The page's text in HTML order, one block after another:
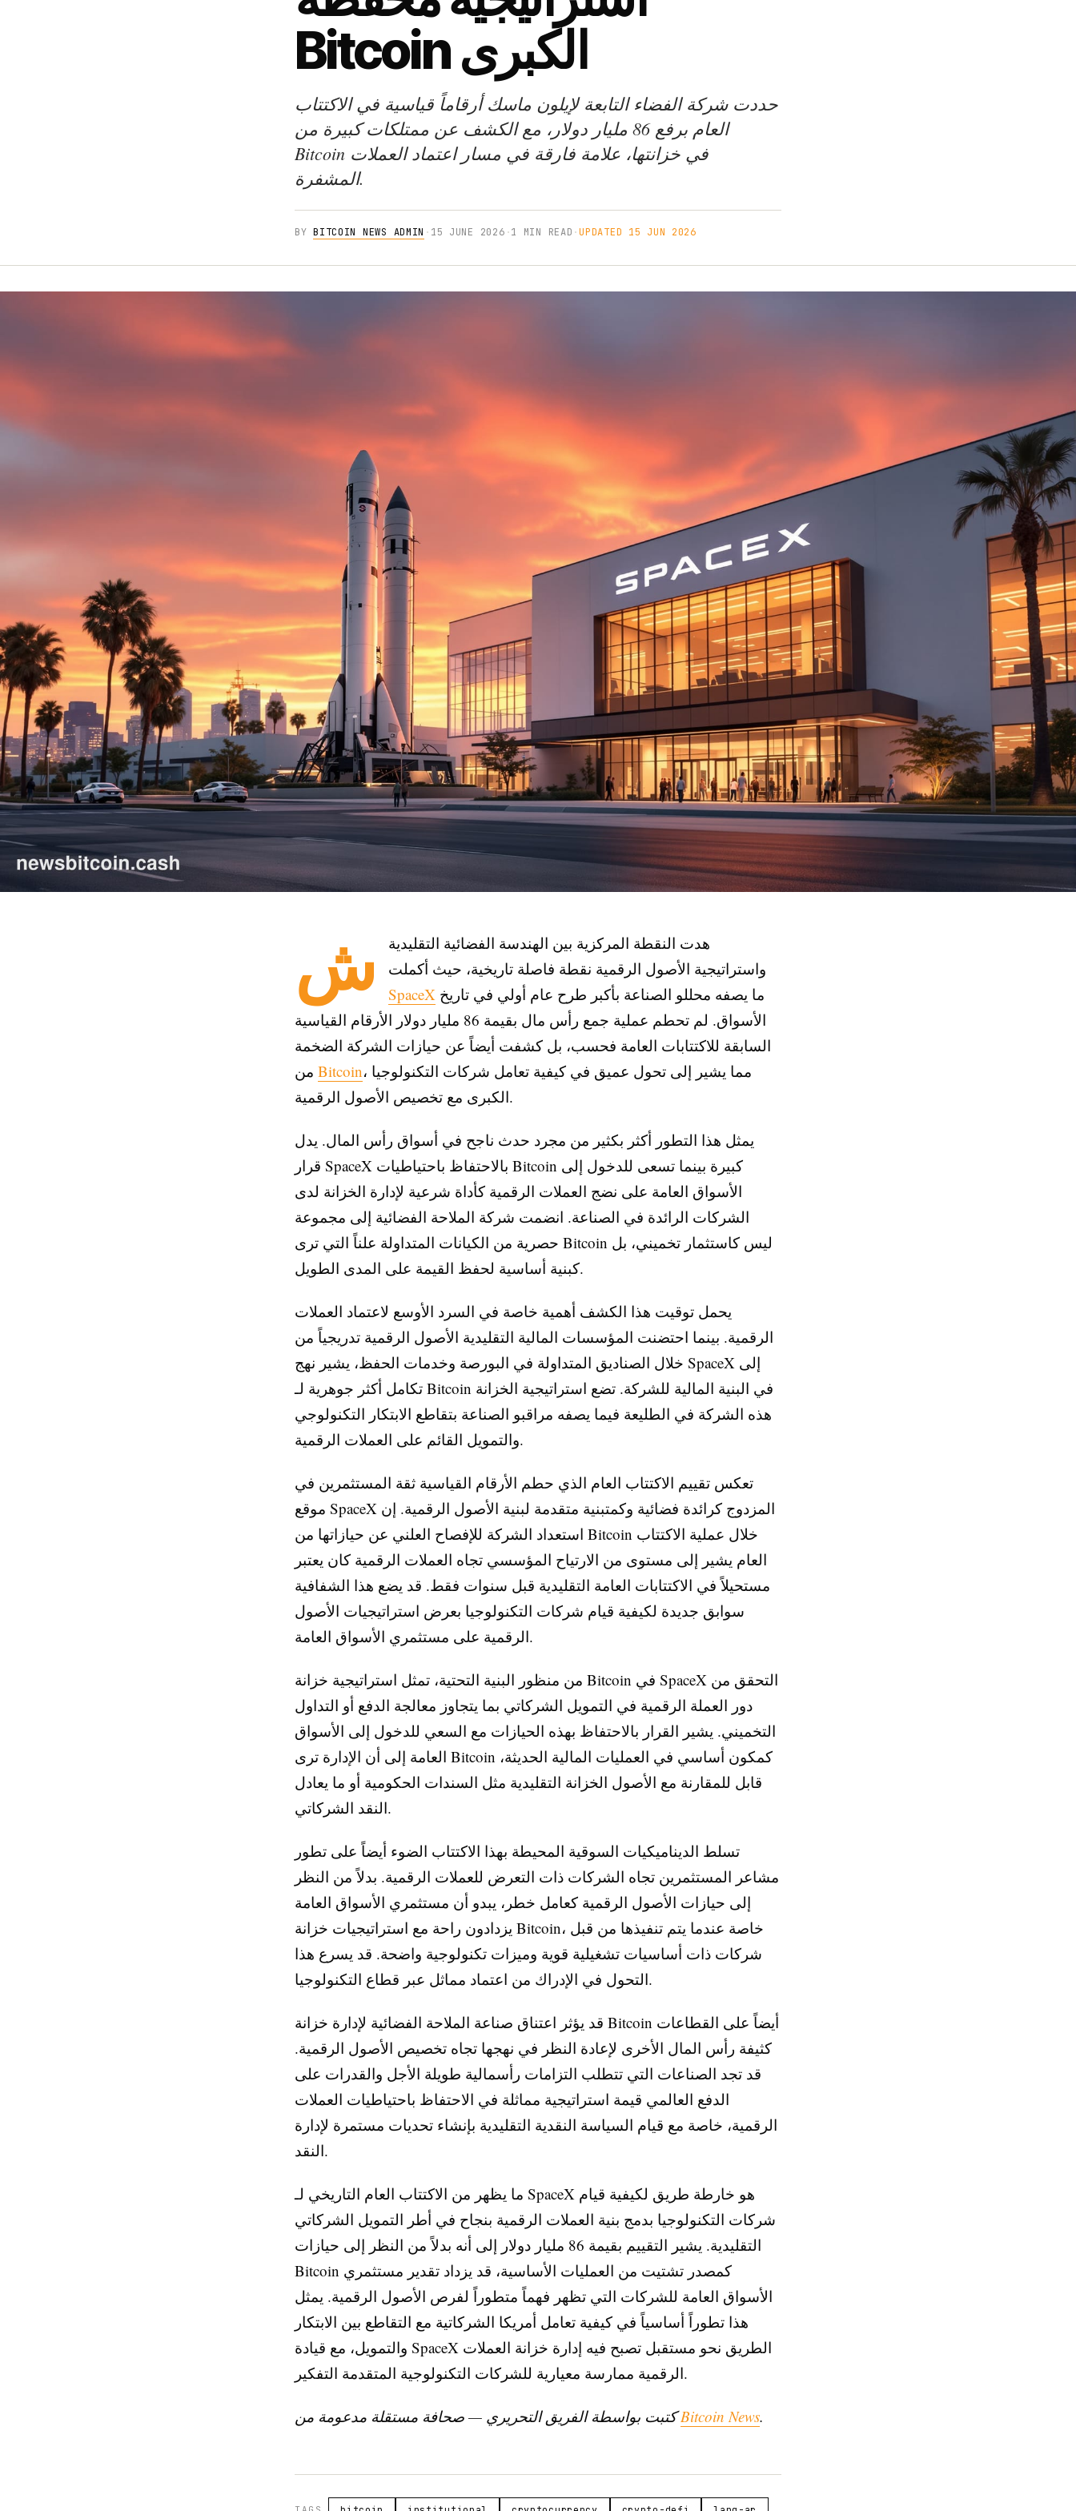
Bitcoin الكبرى
حددت شركة الفضاء التابعة لإيلون ماسك أرقاماً قياسية في الاكتتاب
العام برفع 86 مليار دولار، مع الكشف عن ممتلكات كبيرة من
Bitcoin في خزانتها، علامة فارقة في مسار اعتماد العملات
المشفرة.
BYBITCOIN NEWS ADMIN · 15 JUNE 2026 ·1 MIN READ ·UPDATED 15 JUN 2026
ش
هدت النقطة المركزية بين الهندسة الفضائية التقليدية
واستراتيجية الأصول الرقمية نقطة فاصلة تاريخية، حيث أكملت
SpaceX
الأسواق. لم تحطم عملية جمع رأس مال بقيمة 86 مليار دولار الأرقام القياسية
السابقة للاكتتابات العامة فحسب، بل كشفت أيضاً عن حيازات الشركة الضخمة
Bitcoin، مما يشير إلى تحول عميق في كيفية تعامل شركات التكنولوجيا
الكبرى مع تخصيص الأصول الرقمية.
يمثل هذا التطور أكثر بكثير من مجرد حدث ناجح في أسواق رأس المال. يدل
قرار SpaceX بالاحتفاظ باحتياطيات Bitcoin كبيرة بينما تسعى للدخول إلى
الأسواق العامة على نضج العملات الرقمية كأداة شرعية لإدارة الخزانة لدى
الشركات الرائدة في الصناعة. انضمت شركة الملاحة الفضائية إلى مجموعة
حصرية من الكيانات المتداولة علناً التي ترى Bitcoin ليس كاستثمار تخميني، بل
كبنية أساسية لحفظ القيمة على المدى الطويل.
يحمل توقيت هذا الكشف أهمية خاصة في السرد الأوسع لاعتماد العملات
الرقمية. بينما احتضنت المؤسسات المالية التقليدية الأصول الرقمية تدريجياً من
خلال الصناديق المتداولة في البورصة وخدمات الحفظ، يشير نهج SpaceX إلى
تكامل أكثر جوهرية لـ Bitcoin في البنية المالية للشركة. تضع استراتيجية الخزانة
هذه الشركة في الطليعة فيما يصفه مراقبو الصناعة بتقاطع الابتكار التكنولوجي
والتمويل القائم على العملات الرقمية.
تعكس تقييم الاكتتاب العام الذي حطم الأرقام القياسية ثقة المستثمرين في
موقع SpaceX المزدوج كرائدة فضائية وكمتبنية متقدمة لبنية الأصول الرقمية. إن
استعداد الشركة للإفصاح العلني عن حيازاتها من Bitcoin خلال عملية الاكتتاب
العام يشير إلى مستوى من الارتياح المؤسسي تجاه العملات الرقمية كان يعتبر
مستحيلاً في الاكتتابات العامة التقليدية قبل سنوات فقط. قد يضع هذا الشفافية
سوابق جديدة لكيفية قيام شركات التكنولوجيا بعرض استراتيجيات الأصول
الرقمية على مستثمري الأسواق العامة.
من منظور البنية التحتية، تمثل استراتيجية خزانة Bitcoin في SpaceX التحقق من
دور العملة الرقمية في التمويل الشركاتي بما يتجاوز معالجة الدفع أو التداول
التخميني. يشير القرار بالاحتفاظ بهذه الحيازات مع السعي للدخول إلى الأسواق
العامة إلى أن الإدارة ترى Bitcoin كمكون أساسي في العمليات المالية الحديثة،
قابل للمقارنة مع الأصول الخزانة التقليدية مثل السندات الحكومية أو ما يعادل
النقد الشركاتي.
تسلط الديناميكيات السوقية المحيطة بهذا الاكتتاب الضوء أيضاً على تطور
مشاعر المستثمرين تجاه الشركات ذات التعرض للعملات الرقمية. بدلاً من النظر
إلى حيازات الأصول الرقمية كعامل خطر، يبدو أن مستثمري الأسواق العامة
يزدادون راحة مع استراتيجيات خزانة Bitcoin، خاصة عندما يتم تنفيذها من قبل
شركات ذات أساسيات تشغيلية قوية وميزات تكنولوجية واضحة. قد يسرع هذا
التحول في الإدراك من اعتماد مماثل عبر قطاع التكنولوجيا.
قد يؤثر اعتناق صناعة الملاحة الفضائية لإدارة خزانة Bitcoin أيضاً على القطاعات
كثيفة رأس المال الأخرى لإعادة النظر في نهجها تجاه تخصيص الأصول الرقمية.
قد تجد الصناعات التي تتطلب التزامات رأسمالية طويلة الأجل والقدرات على
الدفع العالمي قيمة استراتيجية مماثلة في الاحتفاظ باحتياطيات العملات
الرقمية، خاصة مع قيام السياسة النقدية التقليدية بإنشاء تحديات مستمرة لإدارة
النقد.
ما يظهر من الاكتتاب العام التاريخي لـ SpaceX هو خارطة طريق لكيفية قيام
شركات التكنولوجيا بدمج بنية العملات الرقمية بنجاح في أطر التمويل الشركاتي
التقليدية. يشير التقييم بقيمة 86 مليار دولار إلى أنه بدلاً من النظر إلى حيازات
Bitcoin كمصدر تشتيت من العمليات الأساسية، قد يزداد تقدير مستثمري
الأسواق العامة للشركات التي تظهر فهماً متطوراً لفرص الأصول الرقمية. يمثل
هذا تطوراً أساسياً في كيفية تعامل أمريكا الشركاتية مع التقاطع بين الابتكار
والتمويل، مع قيادة SpaceX الطريق نحو مستقبل تصبح فيه إدارة خزانة العملات
الرقمية ممارسة معيارية للشركات التكنولوجية المتقدمة التفكير.
كتبت بواسطة الفريق التحريري — صحافة مستقلة مدعومة منBitcoin News.